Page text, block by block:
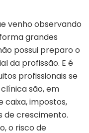
venho observando
grandes
possui preparo o
da profissão. E é
profissionais se
são, em
caixa, impostos,
de crescimento.
o risco de